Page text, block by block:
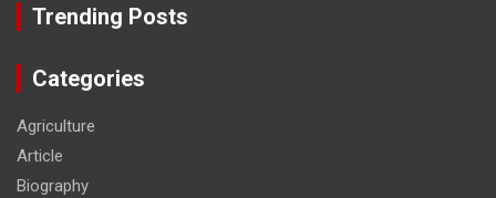
Trending Posts
Categories
Agriculture
Article
Biography